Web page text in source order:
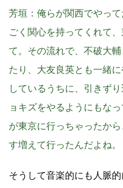
芳垣 ：俺らが関西でやっ
ごく関心を持ってくれて
て。その流れで、不破大
たり、大友良英とも一緒
しているうちに、引きず
ョキズをやるようにもな
が東京に行っちゃったか
す増えて行ったんだよね。
そうして音楽的にも人脈